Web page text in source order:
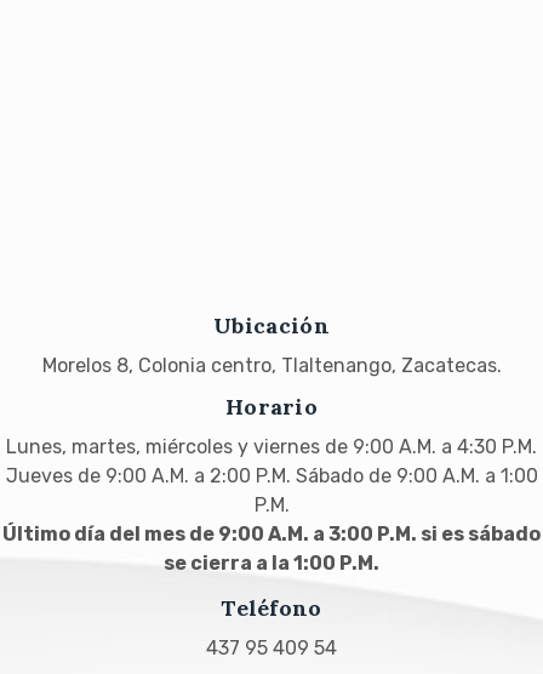
Ubicación
Morelos 8, Colonia centro, Tlaltenango, Zacatecas.
Horario
Lunes, martes, miércoles y viernes de 9:00 A.M. a 4:30 P.M.
Jueves de 9:00 A.M. a 2:00 P.M. Sábado de 9:00 A.M. a 1:00
P.M.
Último día del mes de 9:00 A.M. a 3:00 P.M. si es sábado
se cierra a la 1:00 P.M.
Teléfono
437 95 409 54